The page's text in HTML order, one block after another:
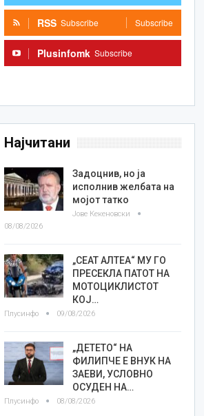
RSS Subscribe Subscribe
Plusinfomk Subscribe
Најчитани
Задоцнив, но ја
исполнив желбата на
мојот татко
Јове Кекеновски
08/08/2026
„СЕАТ АЛТЕА“ МУ ГО
ПРЕСЕКЛА ПАТОТ НА
МОТОЦИКЛИСТОТ
КОЈ…
Плусинфо 09/08/2026
„ДЕТЕТО“ НА
ФИЛИПЧЕ Е ВНУК НА
ЗАЕВИ, УСЛОВНО
ОСУДЕН НА…
Плусинфо 08/08/2026